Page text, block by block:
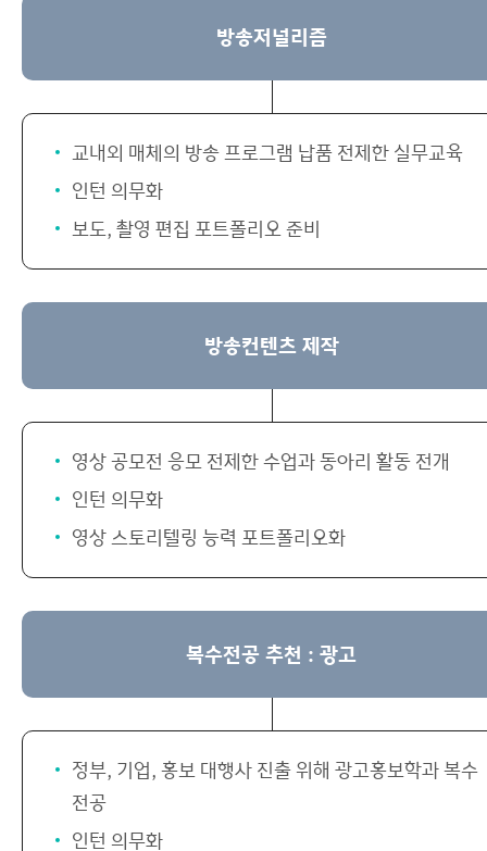
방송저널리즘
교내외 매체의 방송 프로그램 납품 전제한 실무교육
인턴 의무화
보도, 촬영 편집 포트폴리오 준비
방송컨텐츠 제작
영상 공모전 응모 전제한 수업과 동아리 활동 전개
인턴 의무화
영상 스토리텔링 능력 포트폴리오화
복수전공 추천 : 광고
정부, 기업, 홍보 대행사 진출 위해 광고홍보학과 복수
전공
인턴 의무화